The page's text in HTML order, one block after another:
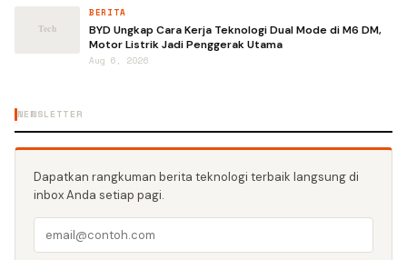
BERITA
BYD Ungkap Cara Kerja Teknologi Dual Mode di M6 DM,
Motor Listrik Jadi Penggerak Utama
Aug 6, 2026
NEWSLETTER
Dapatkan rangkuman berita teknologi terbaik langsung di
inbox Anda setiap pagi.